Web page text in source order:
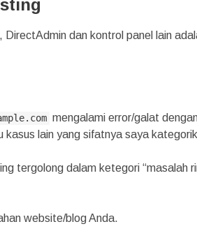
dan kontrol panel lain
mengalami error/galat
lain yang sifatnya saya
tergolong dalam ketegori “masalah
website/blog Anda.